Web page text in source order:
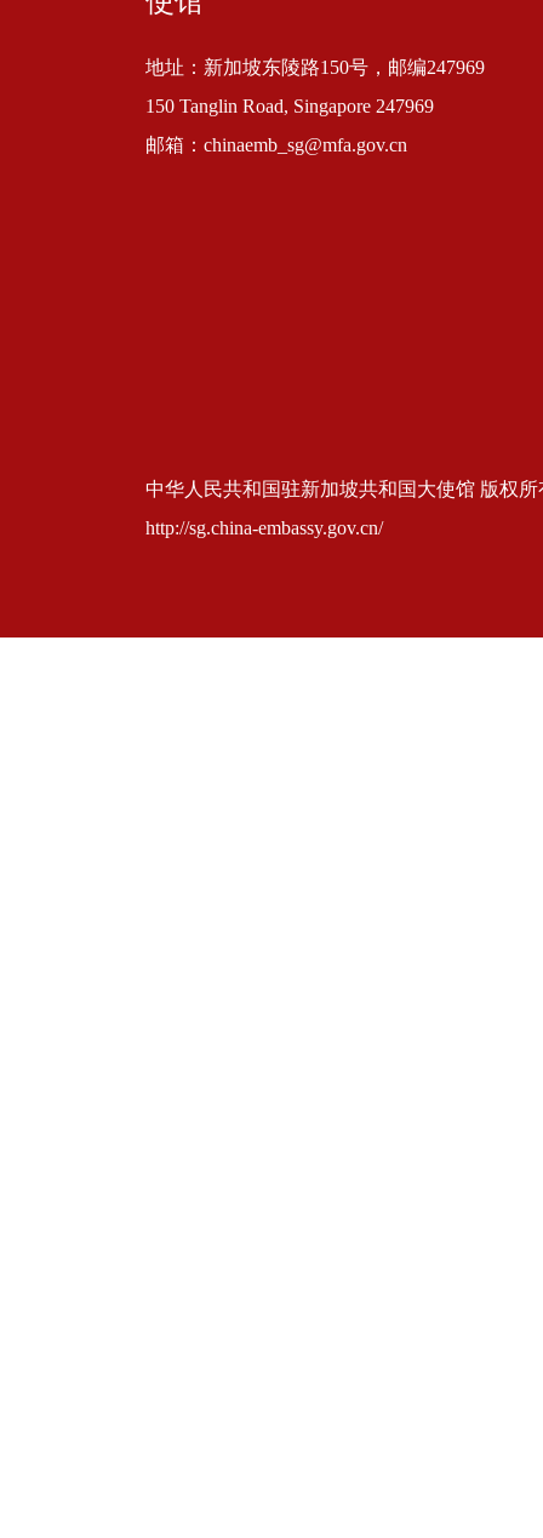
地址：新加坡东陵路150号，邮编247969
150 Tanglin Road, Singapore 247969
邮箱：chinaemb_sg@mfa.gov.cn
中华人民共和国驻新加坡共和国大使馆 版权所
http://sg.china-embassy.gov.cn/